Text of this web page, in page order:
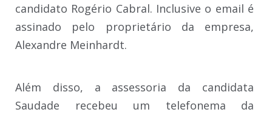
candidato Rogério Cabral. Inclusive o email é
assinado pelo proprietário da empresa,
Alexandre Meinhardt.
Além disso, a assessoria da candidata
Saudade recebeu um telefonema da